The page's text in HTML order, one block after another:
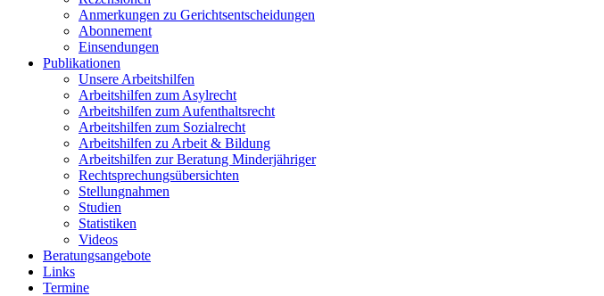
Anmerkungen zu Gerichtsentscheidungen
Abonnement
Einsendungen
Publikationen
Unsere Arbeitshilfen
Arbeitshilfen zum Asylrecht
Arbeitshilfen zum Aufenthaltsrecht
Arbeitshilfen zum Sozialrecht
Arbeitshilfen zu Arbeit & Bildung
Arbeitshilfen zur Beratung Minderjähriger
Rechtsprechungsübersichten
Stellungnahmen
Studien
Statistiken
Videos
Beratungsangebote
Links
Termine